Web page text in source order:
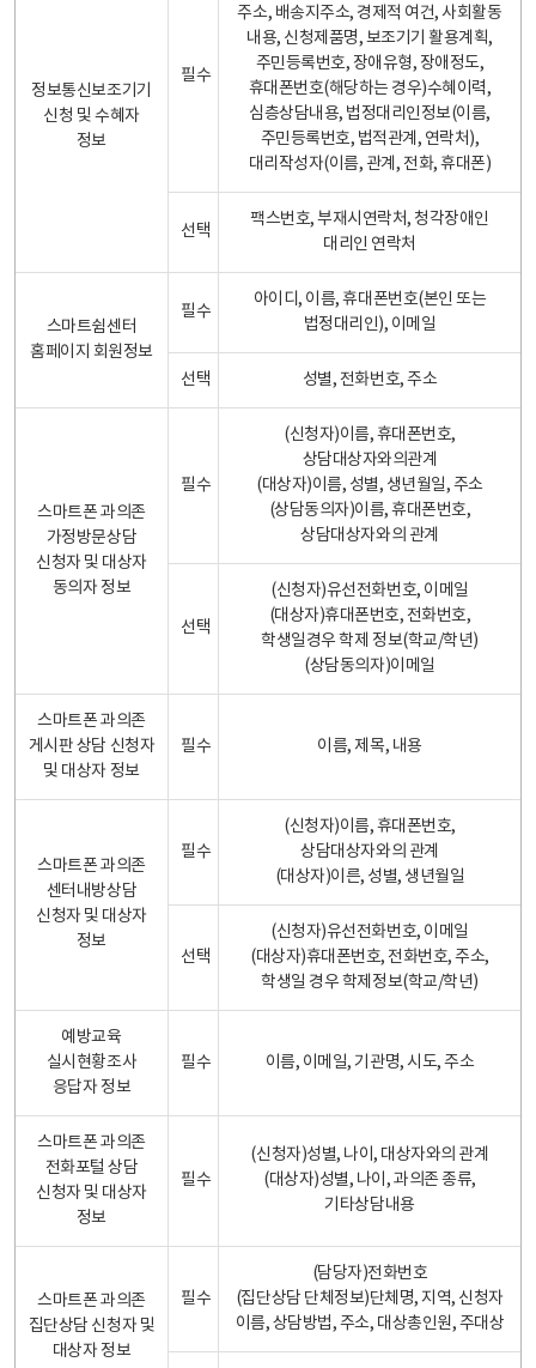
정보통신보조기기
신청 및 수혜자
정보
필수
주소, 배송지주소, 경제적 여건, 사회활동
내용, 신청제품명, 보조기기 활용계획,
주민등록번호, 장애유형, 장애정도,
휴대폰번호(해당하는 경우)수혜이력,
심층상담내용, 법정대리인정보(이름,
주민등록번호, 법적관계, 연락처),
대리작성자(이름, 관계, 전화, 휴대폰)
선택
팩스번호, 부재시연락처, 청각장애인
대리인 연락처
스마트쉼센터
홈페이지 회원정보
필수
아이디, 이름, 휴대폰번호(본인 또는
법정대리인), 이메일
선택 성별, 전화번호, 주소
스마트폰 과의존
가정방문상담
신청자 및 대상자
동의자 정보
필수
(신청자)이름, 휴대폰번호,
상담대상자와의관계
(대상자)이름, 성별, 생년월일, 주소
(상담동의자)이름, 휴대폰번호,
상담대상자와의 관계
선택
(신청자)유선전화번호, 이메일
(대상자)휴대폰번호, 전화번호,
학생일경우 학제 정보(학교/학년)
(상담동의자)이메일
스마트폰 과의존
게시판 상담 신청자
및 대상자 정보
필수 이름, 제목, 내용
스마트폰 과의존
센터내방상담
신청자 및 대상자
정보
필수
(신청자)이름, 휴대폰번호,
상담대상자와의 관계
(대상자)이른, 성별, 생년월일
선택
(신청자)유선전화번호, 이메일
(대상자)휴대폰번호, 전화번호, 주소,
학생일 경우 학제정보(학교/학년)
예방교육
실시현황조사
응답자 정보
필수 이름, 이메일, 기관명, 시도, 주소
스마트폰 과의존
전화포털 상담
신청자 및 대상자
정보
필수
(신청자)성별, 나이, 대상자와의 관계
(대상자)성별, 나이, 과의존 종류,
기타상담내용
스마트폰 과의존
집단상담 신청자 및
대상자 정보
필수
(담당자)전화번호
(집단상담 단체정보)단체명, 지역, 신청자
이름, 상담방법, 주소, 대상총인원, 주대상